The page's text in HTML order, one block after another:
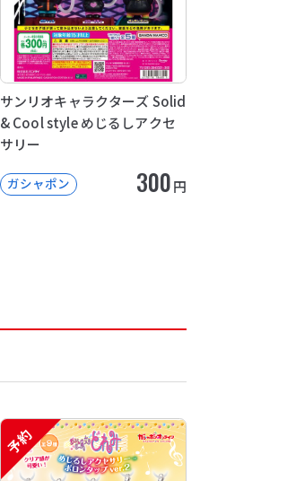
サンリオキャラクターズ Solid
& Cool style めじるしアクセ
サリー
ガシャポン 300円
予約